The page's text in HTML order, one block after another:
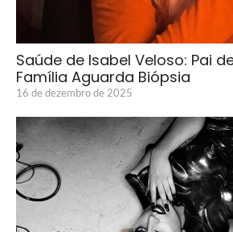
Saúde de Isabel Veloso: Pai
Família Aguarda Biópsia
16 de dezembro de 2025